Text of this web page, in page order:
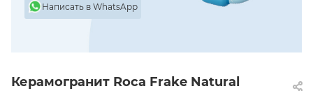
Написать в WhatsApp
Керамогранит Roca Frake Natural